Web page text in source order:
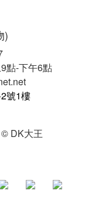
)
點-下午6點
號1樓
DK大王